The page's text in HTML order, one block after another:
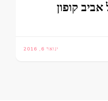
קופון
ינואר 6, 2016